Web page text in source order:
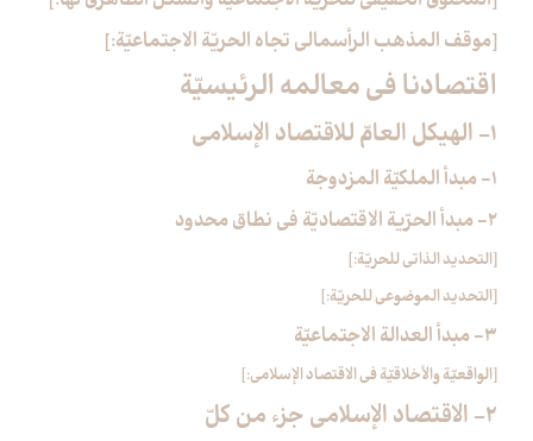
[موقف المذهب الرأسمالي تجاه الحريّة الاجتماعيّة:]
اقتصادنا في معالمه الرئيسيّة
1- الهيكل العامّ للاقتصاد الإسلامي‏
1- مبدأ الملكيّة المزدوجة
2- مبدأ الحرّية الاقتصاديّة في نطاق محدود
[التحديد الذاتي للحريّة:]
[التحديد الموضوعي للحريّة:]
3- مبدأ العدالة الاجتماعيّة
[الواقعيّة والأخلاقيّة في الاقتصاد الإسلامي:]
2- الاقتصاد الإسلامي جزء من كلّ‏